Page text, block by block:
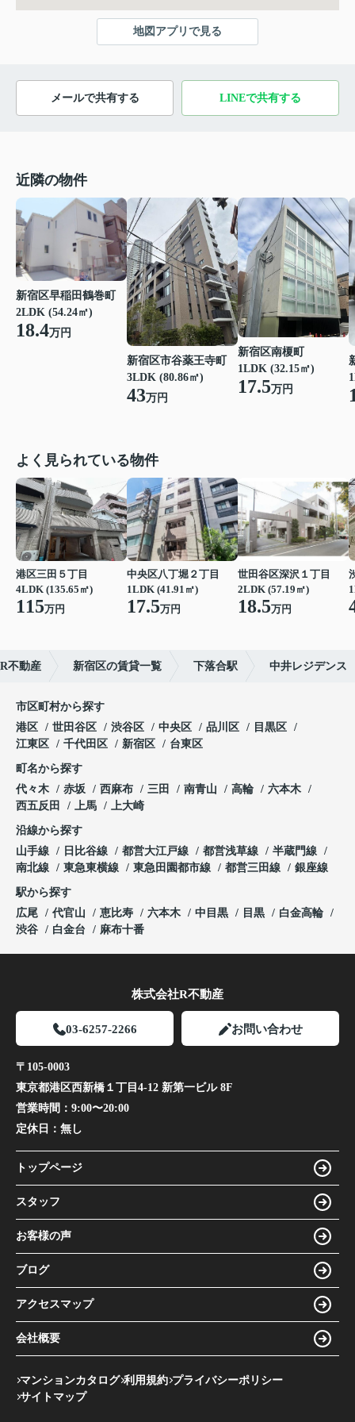
地図アプリで見る
メールで共有する LINEで共有する
近隣の物件
新宿区早稲田鶴巻町
2LDK (54.24㎡)
18.4万円
新宿区市谷薬王寺町
3LDK (80.86㎡)
43万円
新宿区南榎町
1LDK (32.15㎡)
17.5万円
よく見られている物件
港区三田５丁目
4LDK (135.65㎡)
115万円
中央区八丁堀２丁目
1LDK (41.91㎡)
17.5万円
世田谷区深沢１丁目
2LDK (57.19㎡)
18.5万円
不動産 新宿区の賃貸一覧 下落合駅 中井レジデンス
市区町村から探す
港区
世田谷区 渋谷区 中央区 品川区
目黒区
江東区
千代田区 新宿区 台東区
町名から探す
代々木
赤坂 西麻布 三田 南青山 高輪
六本木
西五反田
上馬 上大崎
沿線から探す
山手線
日比谷線 都営大江戸線 都営浅草線
半蔵門線
南北線
東急東横線 東急田園都市線 都営三田線 銀座線
駅から探す
広尾
代官山 恵比寿 六本木 中目黒 目黒
白金高輪
渋谷
白金台 麻布十番
株式会社R不動産
03-6257-2266 お問い合わせ
〒105-0003
東京都港区西新橋１丁目4-12 新第一ビル 8F
営業時間： 9:00〜20:00
定休日： 無し
トップページ
スタッフ
お客様の声
ブログ
アクセスマップ
会社概要
マンションカタログ 利用規約 プライバシーポリシー
サイトマップ